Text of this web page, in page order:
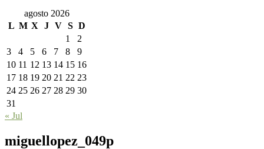
agosto 2026
L M X J V S D
1
2
3
4 5 6 7 8
9
10 11 12 13 14 15 16
17 18 19 20 21 22 23
24 25 26 27 28 29 30
31
« Jul
miguellopez_049p